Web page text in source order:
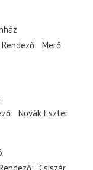
Rendező
Merő
Novák Eszter